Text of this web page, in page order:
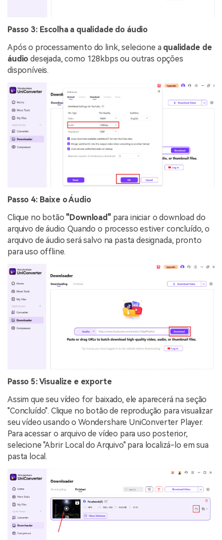
Passo 3: Escolha a qualidade do áudio
Após o processamento do link, selecione a qualidade de
áudio desejada, como 128kbps ou outras opções
disponíveis.
Passo 4: Baixe o Áudio
Clique no botão "Download"para iniciar o download do
arquivo de áudio. Quando o processo estiver concluído, o
arquivo de áudio será salvo na pasta designada, pronto
para uso offline.
Passo 5: Visualize e exporte
Assim que seu vídeo for baixado, ele aparecerá na seção
"Concluído". Clique no botão de reprodução para visualizar
seu vídeo usando o Wondershare UniConverter Player.
Para acessar o arquivo de vídeo para uso posterior,
selecione "Abrir Local do Arquivo" para localizá-lo em sua
pasta local.